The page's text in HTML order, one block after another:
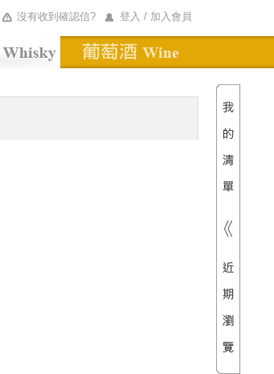
登入 / 加入會員
沒有收到確認信?